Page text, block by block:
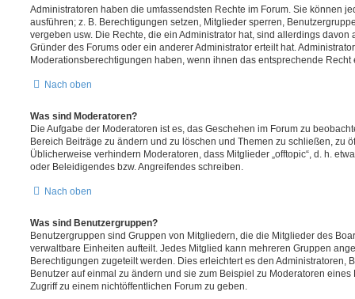
Administratoren haben die umfassendsten Rechte im Forum. Sie können
ausführen; z. B. Berechtigungen setzen, Mitglieder sperren,
vergeben usw. Die Rechte, die ein Administrator hat, sind allerdings
Gründer des Forums oder ein anderer Administrator erteilt hat.
Moderationsberechtigungen haben, wenn ihnen das entsprechende Recht
Nach oben
Was sind Moderatoren?
Die Aufgabe der Moderatoren ist es, das Geschehen im Forum zu
Bereich Beiträge zu ändern und zu löschen und Themen zu schließen, zu
Üblicherweise verhindern Moderatoren, dass Mitglieder „offtopic“, d. h.
oder Beleidigendes bzw. Angreifendes schreiben.
Nach oben
Was sind Benutzergruppen?
Benutzergruppen sind Gruppen von Mitgliedern, die die Mitglieder des
verwaltbare Einheiten aufteilt. Jedes Mitglied kann mehreren Gruppen
Berechtigungen zugeteilt werden. Dies erleichtert es den Administratoren,
Benutzer auf einmal zu ändern und sie zum Beispiel zu Moderatoren
Zugriff zu einem nichtöffentlichen Forum zu geben.